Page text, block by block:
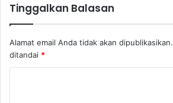
Tinggalkan Balasan
Alamat email Anda tidak akan dipublikasikan.
ditandai *